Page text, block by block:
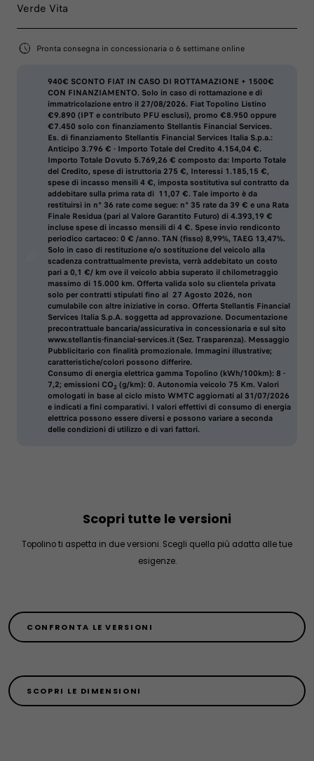
Verde Vita
Pronta consegna in concessionaria o 6 settimane online
940€ SCONTO FIAT IN CASO DI ROTTAMAZIONE + 1500€
CON FINANZIAMENTO. Solo in caso di rottamazione e di
immatricolazione entro il 27/08/2026. Fiat Topolino Listino
€9.890 (IPT e contributo PFU esclusi), promo €8.950 oppure
€7.450 solo con finanziamento Stellantis Financial Services.
Es. di finanziamento Stellantis Financial Services Italia S.p.a.:
Anticipo 3.796 € - Importo Totale del Credito 4.154,04 €.
Importo Totale Dovuto 5.769,26 € composto da: Importo Totale
del Credito, spese di istruttoria 275 €, Interessi 1.185,15 €,
spese di incasso mensili 4 €, imposta sostitutiva sul contratto da
addebitare sulla prima rata di 11,07 €. Tale importo è da
restituirsi in n° 36 rate come segue: n° 35 rate da 39 € e una Rata
Finale Residua(pari al Valore Garantito Futuro) di4.393,19 €
incluse spese di incasso mensili di 4 €. Spese invio rendiconto
periodico cartaceo: 0 € /anno.TAN (fisso) 8,99%, TAEG 13,47%.
Solo in caso di restituzione e/o sostituzione del veicolo alla
scadenza contrattualmente prevista, verrà addebitato un costo
pari a 0,1 €/ km ove il veicolo abbia superato ilchilometraggio
massimo di 15.000 km. Offerta valida solo su clientela privata
solo per contratti stipulati fino al 27 Agosto 2026, non
cumulabile con altre iniziative in corso. Offerta Stellantis Financial
Services Italia S.p.A. soggetta ad approvazione. Documentazione
precontrattuale bancaria/assicurativa in concessionaria e sul sito
www.stellantis-financial-services.it (Sez. Trasparenza). Messaggio
Pubblicitario con finalità promozionale. Immagini illustrative;
caratteristiche/colori possono differire.
Consumo di energia elettrica gamma Topolino (kWh/100km): 8 -
7,2; emissioni CO2 (g/km): 0. Autonomia veicolo 75 Km. Valori
omologati in base al ciclo misto WMTC aggiornati al 31/07/2026
e indicati a fini comparativi. I valori effettivi di consumo di energia
elettrica possono essere diversi e possono variare a seconda
delle condizioni di utilizzo e di vari fattori.
Scopri tutte le versioni
Topolino ti aspetta in due versioni. Scegli quella più adatta alle tue
esigenze.
CONFRONTA LE VERSIONI
SCOPRI LE DIMENSIONI